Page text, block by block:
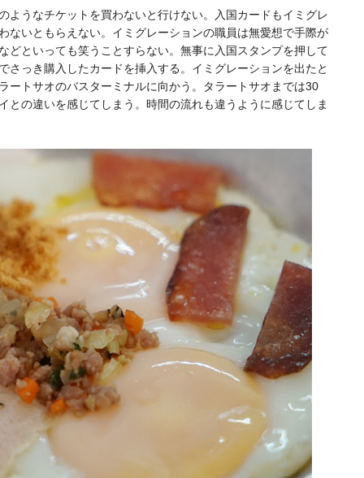
ようなチケットを買わないと行けない。入国カードもイミグレ
ないともらえない。イミグレーションの職員は無愛想で手際が
どといっても笑うことすらない。無事に入国スタンプを押して
さっき購入したカードを挿入する。イミグレーションを出たと
ートサオのバスターミナルに向かう。タラートサオまでは30
との違いを感じてしまう。時間の流れも違うように感じてしま